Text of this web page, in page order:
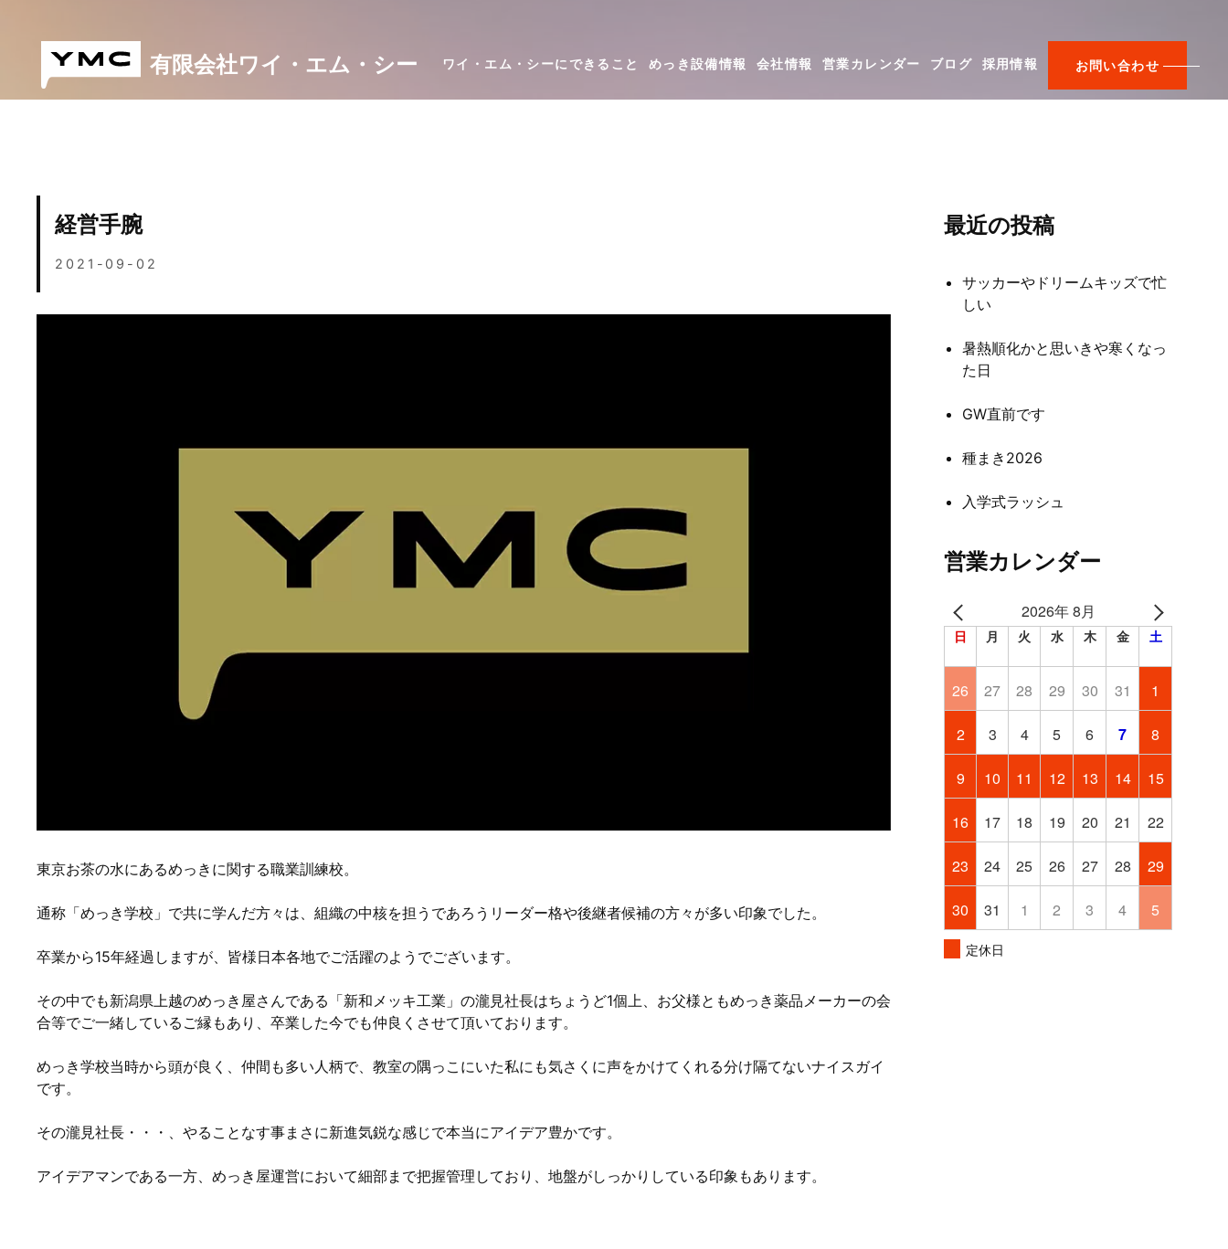
content
有限会社ワイ・エム・シー ワイ・エム・シーにできること めっき設備情報 会社情報 営業カレンダー ブログ 採用情報 お問い合わせ
経営手腕
2021-09-02
東京お茶の水にあるめっきに関する職業訓練校。
通称「めっき学校」で共に学んだ方々は、組織の中核を担うであろうリーダー格や後継者候補の方々が多い印象でした。
卒業から15年経過しますが、皆様日本各地でご活躍のようでございます。
その中でも新潟県上越のめっき屋さんである「新和メッキ工業」の瀧見社長はちょうど1個上、お父様ともめっき薬品メーカーの会
合等でご一緒しているご縁もあり、卒業した今でも仲良くさせて頂いております。
めっき学校当時から頭が良く、仲間も多い人柄で、教室の隅っこにいた私にも気さくに声をかけてくれる分け隔てないナイスガイ
です。
その瀧見社長・・・、やることなす事まさに新進気鋭な感じで本当にアイデア豊かです。
アイデアマンである一方、めっき屋運営において細部まで把握管理しており、地盤がしっかりしている印象もあります。
最近の投稿
サッカーやドリームキッズで忙
しい
暑熱順化かと思いきや寒くなっ
た日
GW直前です
種まき2026
入学式ラッシュ
営業カレンダー
2026年 8月
日 月 火 水 木 金 土
26 27 28 29 30 31 1
2 3 4 5 6 7 8
9 10 11 12 13 14 15
16 17 18 19 20 21 22
23 24 25 26 27 28 29
30 31 1 2 3 4 5
定休日